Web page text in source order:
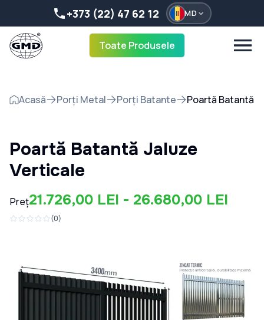
+373 (22) 47 62 12 MD
Toate Produsele
Acasă Porți Metal Porți Batante Poartă Batantă
Poartă Batantă Jaluze
Verticale
Preț21.726,00 LEI - 26.680,00 LEI
(0)